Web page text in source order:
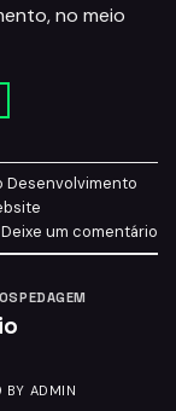
no meio
Desenvolvimento
Deixe um comentário
BY ADMIN